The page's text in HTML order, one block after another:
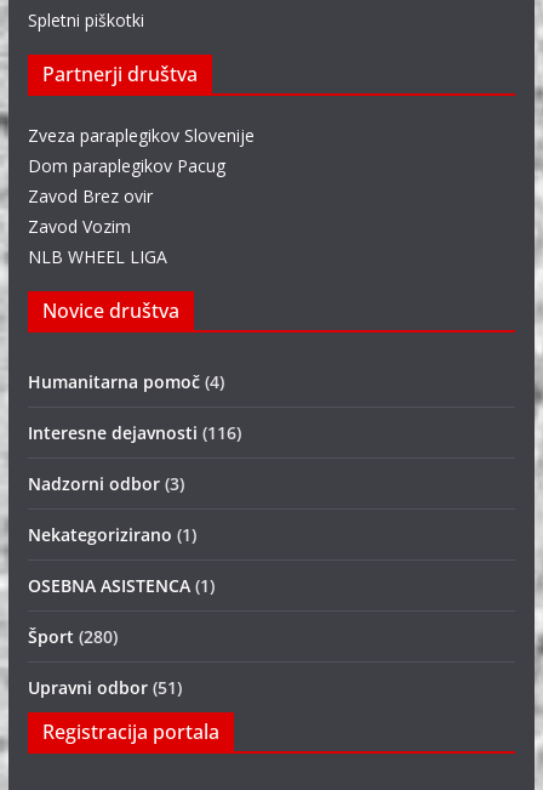
Spletni piškotki
Partnerji društva
Zveza paraplegikov Slovenije
Dom paraplegikov Pacug
Zavod Brez ovir
Zavod Vozim
NLB WHEEL LIGA
Novice društva
Humanitarna pomoč(4)
Interesne dejavnosti (116)
Nadzorni odbor(3)
Nekategorizirano (1)
OSEBNA ASISTENCA(1)
Šport (280)
Upravni odbor(51)
Registracija portala